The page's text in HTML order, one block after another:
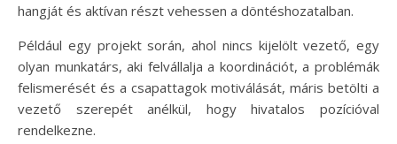
hangját és aktívan részt vehessen a döntéshozatalban.
Például egy projekt során, ahol nincs kijelölt vezető, egy
olyan munkatárs, aki felvállalja a koordinációt, a problémák
felismerését és a csapattagok motiválását, máris betölti a
vezető szerepét anélkül, hogy hivatalos pozícióval
rendelkezne.